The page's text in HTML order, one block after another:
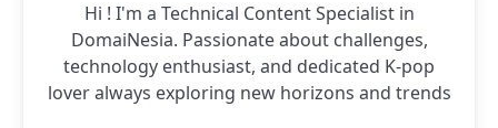
Hi ! I'm a Technical Content Specialist in
DomaiNesia. Passionate about challenges,
technology enthusiast, and dedicated K-pop
lover always exploring new horizons and trends